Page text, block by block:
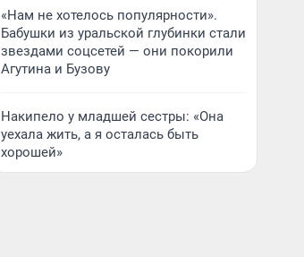
«Нам не хотелось популярности».
Бабушки из уральской глубинки стали
звездами соцсетей — они покорили
Агутина и Бузову
Накипело у младшей сестры: «Она
уехала жить, а я осталась быть
хорошей»